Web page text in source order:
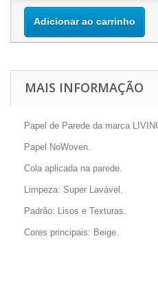
Adicionar ao carrinho
MAIS INFORMAÇÃO
Papel de Parede da marca
Papel NoWoven.
Cola aplicada na parede.
Limpeza: Super Lavável.
Padrão: Lisos e Texturas.
Cores principais: Beige.